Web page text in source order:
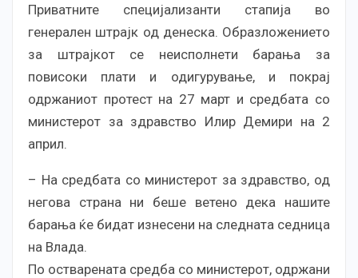
Приватните специјализанти стапија во
генерален штрајк од денеска. Образложението
за штрајкот се неисполнети барања за
повисоки плати и одигурување, и покрај
одржаниот протест на 27 март и средбата со
министерот за здравство Илир Демири на 2
април.
– На средбата со министерот за здравство, од
негова страна ни беше ветено дека нашите
барања ќе бидат изнесени на следната седница
на Влада.
По остварената средба со министерот, одржани